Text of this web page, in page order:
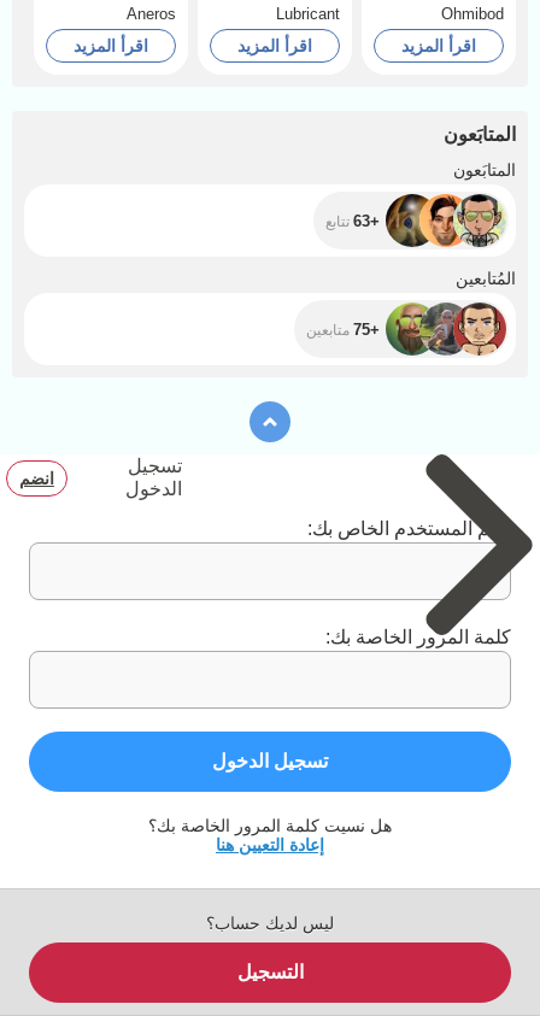
Ohmibod
اقرأ المزيد
Lubricant
اقرأ المزيد
Aneros
اقرأ المزيد
المتابَعون
المتابَعون
+63 تتابع
المُتابعين
+75 متابعين
تسجيل
الدخول
انضم
اسم المستخدم الخاص بك:
كلمة المرور الخاصة بك:
تسجيل الدخول
هل نسيت كلمة المرور الخاصة بك؟
إعادة التعيين هنا
ليس لديك حساب؟
التسجيل